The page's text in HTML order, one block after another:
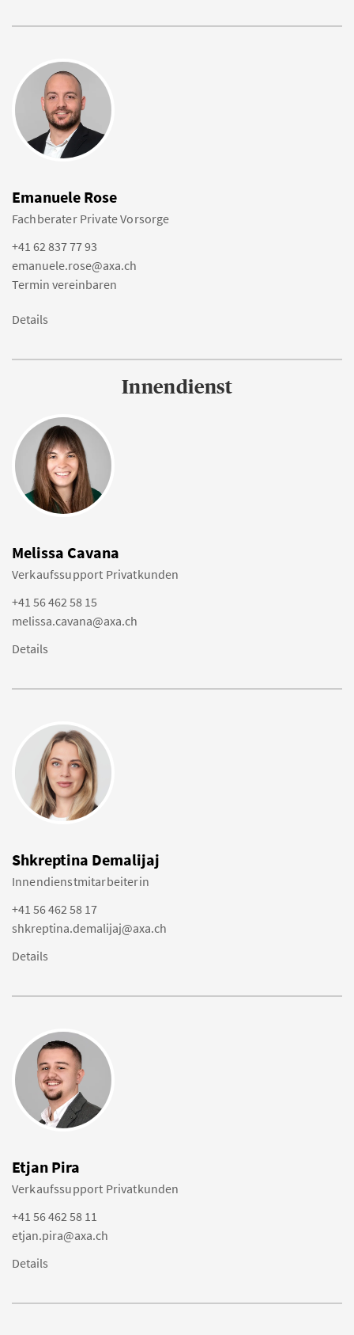
Emanuele Rose
Fachberater Private Vorsorge
+41 62 837 77 93
emanuele.rose@axa.ch
Termin vereinbaren
Details
Innendienst
Melissa Cavana
Verkaufssupport Privatkunden
+41 56 462 58 15
melissa.cavana@axa.ch
Details
Shkreptina Demalijaj
Innendienstmitarbeiterin
+41 56 462 58 17
shkreptina.demalijaj@axa.ch
Details
Etjan Pira
Verkaufssupport Privatkunden
+41 56 462 58 11
etjan.pira@axa.ch
Details